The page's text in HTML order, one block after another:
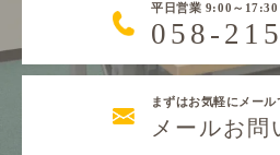
平日営業 9:00～17:30
058-
まずはお気軽にメー
メールお問